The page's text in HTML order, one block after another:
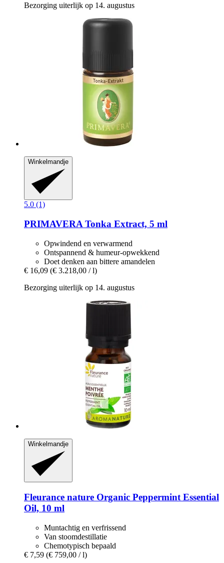
Bezorging uiterlijk op 14. augustus
Winkelmandje
5.0 (1)
PRIMAVERA Tonka Extract, 5 ml
Opwindend en verwarmend
Ontspannend & humeur-opwekkend
Doet denken aan bittere amandelen
€ 16,09 (€ 3.218,00 / l)
Bezorging uiterlijk op 14. augustus
Winkelmandje
Fleurance nature Organic Peppermint Essential
Oil, 10 ml
Muntachtig en verfrissend
Van stoomdestillatie
Chemotypisch bepaald
€ 7,59 (€ 759,00 / l)